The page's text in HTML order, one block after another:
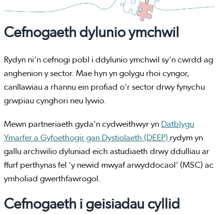
Cefnogaeth dylunio ymchwil
Rydyn ni'n cefnogi pobl i ddylunio ymchwil sy'n cwrdd ag
anghenion y sector. Mae hyn yn golygu rhoi cyngor,
canllawiau a rhannu ein profiad o'r sector drwy fynychu
grwpiau cynghori neu lywio.
Mewn partneriaeth gyda'n cydweithwyr yn Datblygu
Ymarfer a Gyfoethogir gan Dystiolaeth (DEEP) rydym yn
gallu archwilio dyluniad eich astudiaeth drwy ddulliau ar
ffurf perthynas fel 'y newid mwyaf arwyddocaol' (MSC) ac
ymholiad gwerthfawrogol.
Cefnogaeth i geisiadau cyllid